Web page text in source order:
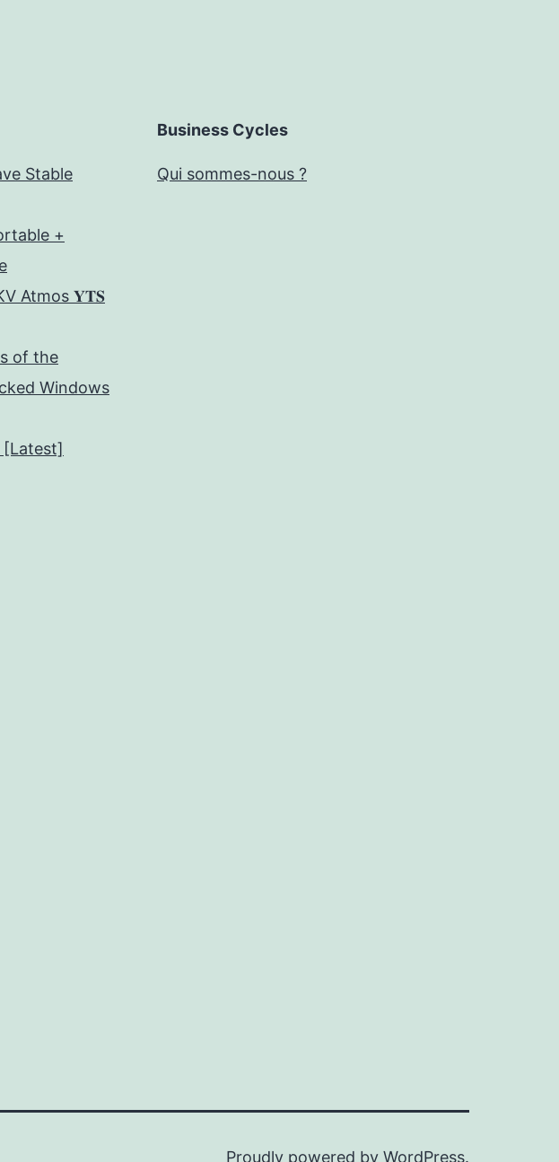
Stable
+
Atmos 𝐘𝐓𝐒
of the
Windows
[Latest]
Business Cycles
Qui sommes-nous ?
Proudly powered by WordPress.